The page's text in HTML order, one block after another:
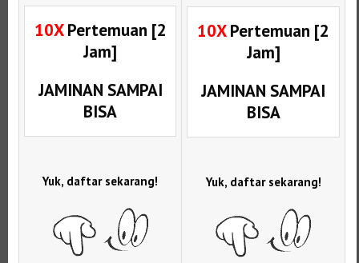
10XPertemuan [2
Jam]
JAMINAN SAMPAI
BISA
Yuk, daftar sekarang!
10XPertemuan [2
Jam]
JAMINAN SAMPAI
BISA
Yuk, daftar sekarang!